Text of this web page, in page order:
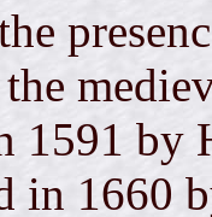
1591
in 1660